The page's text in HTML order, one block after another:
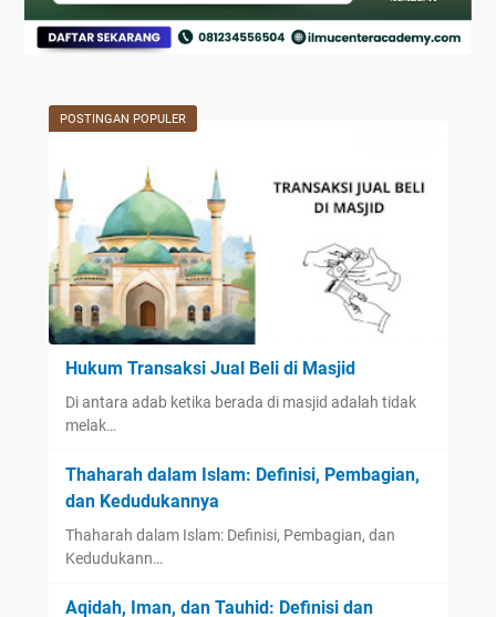
POSTINGAN POPULER
Hukum Transaksi Jual Beli di Masjid
Di antara adab ketika berada di masjid adalah tidak
melak…
Thaharah dalam Islam: Definisi, Pembagian,
dan Kedudukannya
Thaharah dalam Islam: Definisi, Pembagian, dan
Kedudukann…
Aqidah, Iman, dan Tauhid: Definisi dan